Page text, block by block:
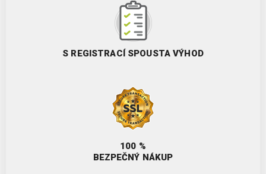
S REGISTRACÍ SPOUSTA VÝHOD
100 %
BEZPEČNÝ NÁKUP